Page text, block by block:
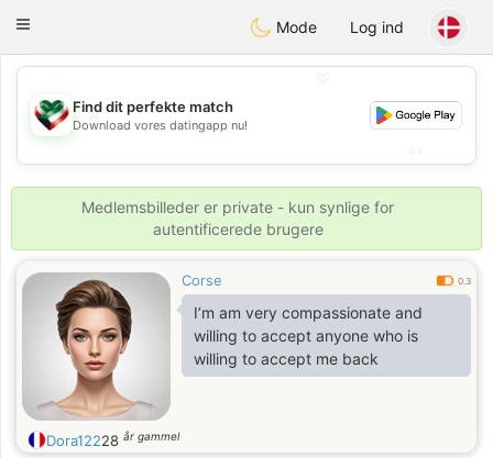
Kuwait Chat
Toggle
Mode Log ind
💖
💕
Find dit perfekte match
Download vores datingapp nu!
Medlemsbilleder er private - kun synlige for
autentificerede brugere
Corse 0.3
I’m am very compassionate and
willing to accept anyone who is
willing to accept me back
Dora12228 år gammel